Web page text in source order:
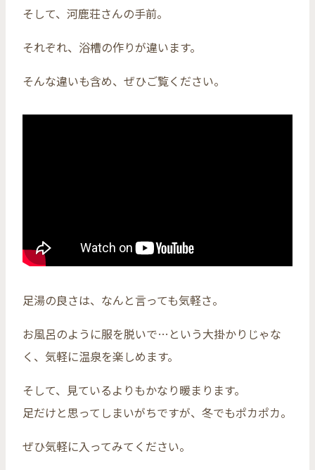
そして、河鹿荘さんの手前。
それぞれ、浴槽の作りが違います。
そんな違いも含め、ぜひご覧ください。
足湯の良さは、なんと言っても気軽さ。
お風呂のように服を脱いで…という大掛かりじゃな
く、気軽に温泉を楽しめます。
そして、見ているよりもかなり暖まります。
足だけと思ってしまいがちですが、冬でもポカポカ。
ぜひ気軽に入ってみてください。